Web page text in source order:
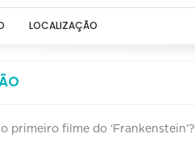
LOCALIZAÇÃO
primeiro filme do ‘Frankenstein’?